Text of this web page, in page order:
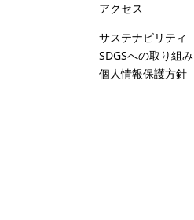
アクセス
サステナビリティ
SDGSへの取り組み
個人情報保護方針